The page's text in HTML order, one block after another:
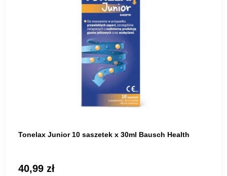
Tonelax Junior 10 saszetek x 30ml Bausch Health
40,99 zł